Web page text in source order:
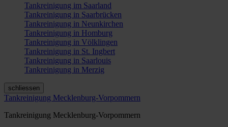
Tankreinigung im Saarland
Tankreinigung in Saarbrücken
Tankreinigung in Neunkirchen
Tankreinigung in Homburg
Tankreinigung in Völklingen
Tankreinigung in St. Ingbert
Tankreinigung in Saarlouis
Tankreinigung in Merzig
schliessen
Tankreinigung Mecklenburg-Vorpommern
Tankreinigung Mecklenburg-Vorpommern